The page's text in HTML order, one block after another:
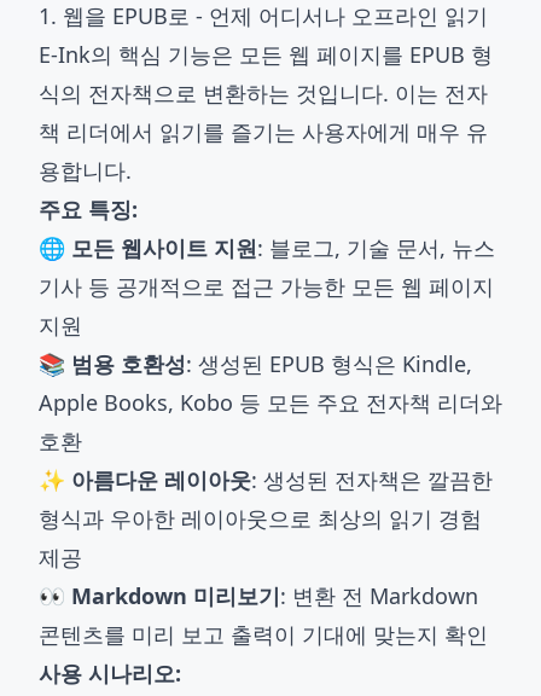
1. 웹을 EPUB로 - 언제 어디서나 오프라인 읽기
E-Ink의 핵심 기능은 모든 웹 페이지를 EPUB 형
식의 전자책으로 변환하는 것입니다. 이는 전자
책 리더에서 읽기를 즐기는 사용자에게 매우 유
용합니다.
주요 특징:
🌐 모든 웹사이트 지원: 블로그, 기술 문서, 뉴스
기사 등 공개적으로 접근 가능한 모든 웹 페이지
지원
📚 범용 호환성: 생성된 EPUB 형식은 Kindle,
Apple Books, Kobo 등 모든 주요 전자책 리더와
호환
✨ 아름다운 레이아웃: 생성된 전자책은 깔끔한
형식과 우아한 레이아웃으로 최상의 읽기 경험
제공
👀 Markdown 미리보기: 변환 전 Markdown
콘텐츠를 미리 보고 출력이 기대에 맞는지 확인
사용 시나리오: